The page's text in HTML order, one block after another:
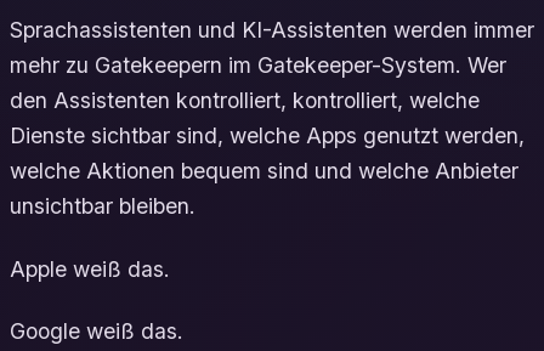
Sprachassistenten und KI-Assistenten werden immer
mehr zu Gatekeepern im Gatekeeper-System. Wer
den Assistenten kontrolliert, kontrolliert, welche
Dienste sichtbar sind, welche Apps genutzt werden,
welche Aktionen bequem sind und welche Anbieter
unsichtbar bleiben.
Apple weiß das.
Google weiß das.